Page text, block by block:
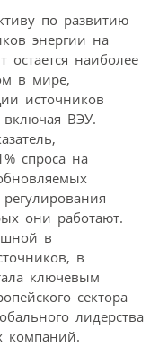
по развитию
энергии на
остается наиболее
в мире,
источников
включая ВЭУ.
спроса на
они работают.
в
в
ключевым
сектора
лидерства
компаний.